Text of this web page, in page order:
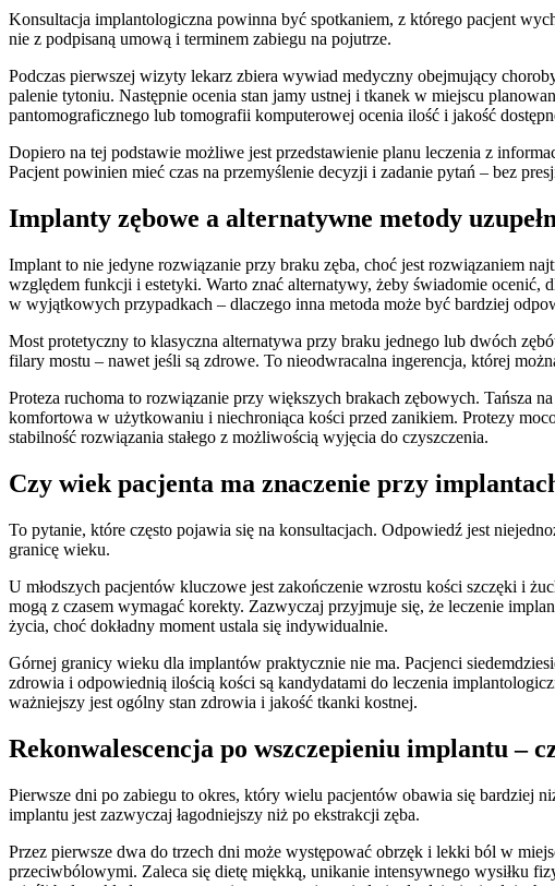
Konsultacja implantologiczna powinna być spotkaniem, z którego pacjent
nie z podpisaną umową i terminem zabiegu na pojutrze.
Podczas pierwszej wizyty lekarz zbiera wywiad medyczny obejmujący
palenie tytoniu. Następnie ocenia stan jamy ustnej i tkanek w miejscu
pantomograficznego lub tomografii komputerowej ocenia ilość i jakość
Dopiero na tej podstawie możliwe jest przedstawienie planu leczenia z
Pacjent powinien mieć czas na przemyślenie decyzji i zadanie pytań – bez
Implanty zębowe a alternatywne metody
Implant to nie jedyne rozwiązanie przy braku zęba, choć jest rozwiązaniem
względem funkcji i estetyki. Warto znać alternatywy, żeby świadomie ocenić,
w wyjątkowych przypadkach – dlaczego inna metoda może być bardziej
Most protetyczny to klasyczna alternatywa przy braku jednego lub dwóch
filary mostu – nawet jeśli są zdrowe. To nieodwracalna ingerencja, której
Proteza ruchoma to rozwiązanie przy większych brakach zębowych. Tańsza
komfortowa w użytkowaniu i niechroniąca kości przed zanikiem. Protezy
stabilność rozwiązania stałego z możliwością wyjęcia do czyszczenia.
Czy wiek pacjenta ma znaczenie przy
To pytanie, które często pojawia się na konsultacjach. Odpowiedź jest
granicę wieku.
U młodszych pacjentów kluczowe jest zakończenie wzrostu kości szczęki i
mogą z czasem wymagać korekty. Zazwyczaj przyjmuje się, że leczenie
życia, choć dokładny moment ustala się indywidualnie.
Górnej granicy wieku dla implantów praktycznie nie ma. Pacjenci
zdrowia i odpowiednią ilością kości są kandydatami do leczenia
ważniejszy jest ogólny stan zdrowia i jakość tkanki kostnej.
Rekonwalescencja po wszczepieniu implantu –
Pierwsze dni po zabiegu to okres, który wielu pacjentów obawia się bardziej
implantu jest zazwyczaj łagodniejszy niż po ekstrakcji zęba.
Przez pierwsze dwa do trzech dni może występować obrzęk i lekki ból w
przeciwbólowymi. Zaleca się dietę miękką, unikanie intensywnego wysiłku